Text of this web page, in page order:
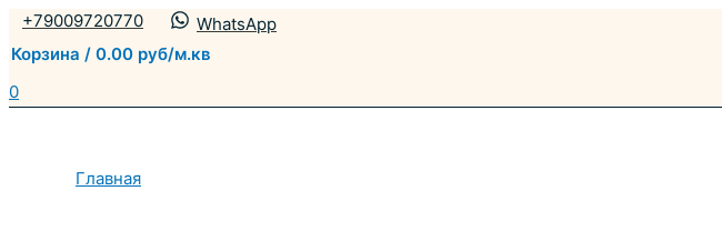
Перейти
содержимому
+79009720770
WhatsApp
Корзина / 0.00 руб/м.кв
0
Главная